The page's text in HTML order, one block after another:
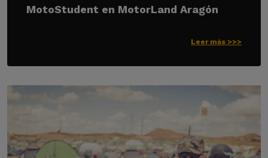
MotoStudent en MotorLand Aragón
Leer más >>>